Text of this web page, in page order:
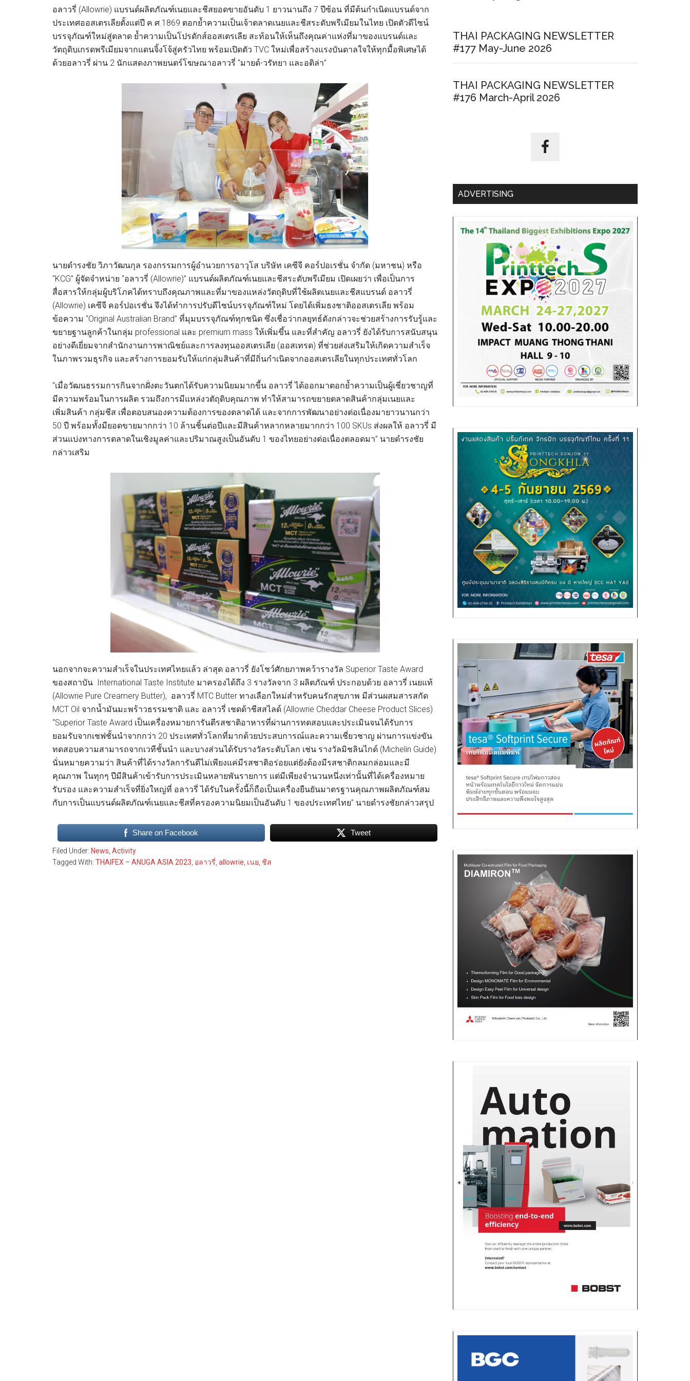
อลาวรี่ (Allowrie) แบรนด์ผลิตภัณฑ์เนยและชีสยอดขายอันดับ 1 ยาวนานถึง 7 ปีซ้อน ที่มีต้นกำเนิดแบรนด์จาก
ประเทศออสเตรเลียตั้งแต่ปี ค.ศ.1869 ตอกย้ำความเป็นเจ้าตลาดเนยและชีสระดับพรีเมียมในไทย เปิดตัวดีไซน์
บรรจุภัณฑ์ใหม่สู่ตลาด ย้ำความเป็นโปรดักส์ออสเตรเลีย สะท้อนให้เห็นถึงคุณค่าแห่งที่มาของแบรนด์และ
วัตถุดิบเกรดพรีเมียมจากแดนจิ้งโจ้สู่ครัวไทย พร้อมเปิดตัว TVC ใหม่เพื่อสร้างแรงบันดาลใจให้ทุกมื้อพิเศษได้
ด้วยอลาวรี่ ผ่าน 2 นักแสดงภาพยนตร์โฆษณาอลาวรี่ “มายด์-วรัทยา และอติล่า”
นายดำรงชัย วิภาวัฒนกุล รองกรรมการผู้อำนวยการอาวุโส บริษัท เคซีจี คอร์ปอเรชั่น จำกัด (มหาชน) หรือ
“KCG” ผู้จัดจำหน่าย “อลาวรี่ (Allowrie)” แบรนด์ผลิตภัณฑ์เนยและชีสระดับพรีเมียม เปิดเผยว่า เพื่อเป็นการ
สื่อสารให้กลุ่มผู้บริโภคได้ทราบถึงคุณภาพและที่มาของแหล่งวัตถุดิบที่ใช้ผลิตเนยและชีสแบรนด์ อลาวรี่
(Allowrie) เคซีจี คอร์ปอเรชั่น จึงได้ทำการปรับดีไซน์บรรจุภัณฑ์ใหม่ โดยได้เพิ่มธงชาติออสเตรเลีย พร้อม
ข้อความ “Original Australian Brand” ที่มุมบรรจุภัณฑ์ทุกชนิด ซึ่งเชื่อว่ากลยุทธ์ดังกล่าวจะช่วยสร้างการรับรู้และ
ขยายฐานลูกค้าในกลุ่ม professional และ premium mass ให้เพิ่มขึ้น และที่สำคัญ อลาวรี่ ยังได้รับการสนับสนุน
อย่างดีเยี่ยมจากสำนักงานการพาณิชย์และการลงทุนออสเตรเลีย (ออสเทรด) ที่ช่วยส่งเสริมให้เกิดความสำเร็จ
ในภาพรวมธุรกิจ และสร้างการยอมรับให้แก่กลุ่มสินค้าที่มีถิ่นกำเนิดจากออสเตรเลียในทุกประเทศทั่วโลก
“เมื่อวัฒนธรรมการกินจากฝั่งตะวันตกได้รับความนิยมมากขี้น อลาวรี่ ได้ออกมาตอกย้ำความเป็นผู้เชี่ยวชาญที่
มีความพร้อมในการผลิต รวมถึงการมีแหล่งวตัถุดิบคุณภาพ ทำให้สามารถขยายตลาดสินค้ากลุ่มเนยและ
เพิ่มสินค้า กลุ่มชีส เพื่อตอบสนองความต้องการของตลาดได้ และจากการพัฒนาอย่างต่อเนื่องมายาวนานกว่า
50 ปี พร้อมทั้งมียอดขายมากกว่า 10 ล้านชิ้นต่อปีและมีสินค้าหลากหลายมากกว่า 100 SKUs ส่งผลให้ อลาวรี่ มี
ส่วนแบ่งทางการตลาดในเชิงมูลค่าและปริมาณสูงเป็นอันดับ 1 ของไทยอย่างต่อเนื่องตลอดมา” นายดำรงชัย
กล่าวเสริม
นอกจากจะความสำเร็จในประเทศไทยแล้ว ล่าสุด อลาวรี่ ยังโชว์ศักยภาพคว้ารางวัล Superior Taste Award
ของสถาบัน International Taste Institute มาครองได้ถึง 3 รางวัลจาก 3 ผลิตภัณฑ์ ประกอบด้วย อลาวรี่ เนยแท้
(Allowrie Pure Creamery Butter), อลาวรี่ MTC Butter ทางเลือกใหม่สำหรับคนรักสุขภาพ มีส่วนผสมสารสกัด
MCT Oil จากน้ำมันมะพร้าวธรรมชาติ และ อลาวรี่ เชดด้าชีสสไลด์ (Allowrie Cheddar Cheese Product Slices)
“Superior Taste Award เป็นเครื่องหมายการันตีรสชาติอาหารที่ผ่านการทดสอบและประเมินจนได้รับการ
ยอมรับจากเชฟชั้นนำจากกว่า 20 ประเทศทั่วโลกที่มากด้วยประสบการณ์และความเชี่ยวชาญ ผ่านการแข่งขัน
ทดสอบความสามารถจากเวทีชั้นนำ และบางส่วนได้รับรางวัลระดับโลก เช่น รางวัลมิชลินไกด์ (Michelin Guide)
นั่นหมายความว่า สินค้าที่ได้รางวัลการันตีไม่เพียงแค่มีรสชาติอร่อยแต่ยังต้องมีรสชาติกลมกล่อมและมี
คุณภาพ ในทุกๆ ปีมีสินค้าเข้ารับการประเมินหลายพันรายการ แต่มีเพียงจำนวนหนึ่งเท่านั้นที่ได้เครื่องหมาย
รับรอง และความสำเร็จที่ยิ่งใหญ่ที่ อลาวรี่ ได้รับในครั้งนี้ก็ถือเป็นเครื่องยืนยันมาตรฐานคุณภาพผลิตภัณฑ์สม
กับการเป็นแบรนด์ผลิตภัณฑ์เนยและชีสที่ครองความนิยมเป็นอันดับ 1 ของประเทศไทย” นายดำรงชัยกล่าวสรุป
Share on Facebook Tweet
Filed Under: News Activity
Tagged With: THAIFEX – ANUGA ASIA 2023 อลาวรี่ allowrie เนย ชีส
THAI PACKAGING NEWSLETTER
#177 May-June 2026
THAI PACKAGING NEWSLETTER
#176 March-April 2026
ADVERTISING